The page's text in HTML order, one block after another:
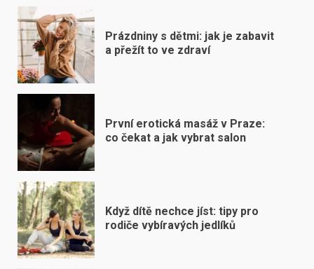
Prázdniny s dětmi: jak je zabavit
a přežít to ve zdraví
První erotická masáž v Praze:
co čekat a jak vybrat salon
Když dítě nechce jíst: tipy pro
rodiče vybíravých jedlíků